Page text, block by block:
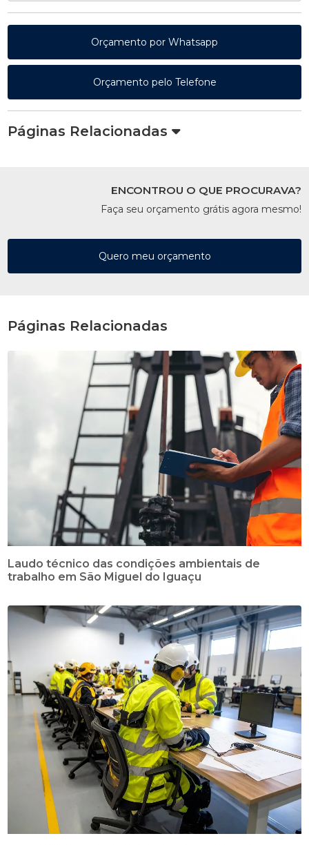
Orçamento por Whatsapp
Orçamento pelo Telefone
Páginas Relacionadas
ENCONTROU O QUE PROCURAVA?
Faça seu orçamento grátis agora mesmo!
Quero meu orçamento
Páginas Relacionadas
Laudo técnico das condições ambientais de
trabalho em São Miguel do Iguaçu